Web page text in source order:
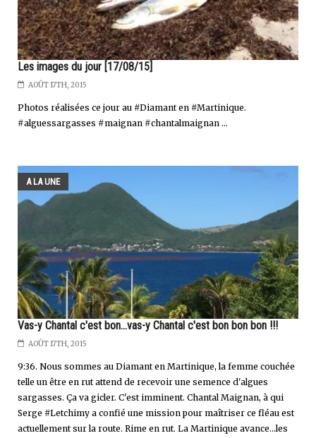
Les images du jour [17/08/15]
AOÛT 17TH, 2015
Photos réalisées ce jour au #Diamant en #Martinique.
#alguessargasses #maignan #chantalmaignan ...
A LA UNE
Vas-y Chantal c'est bon...vas-y Chantal c'est bon bon bon !!!
AOÛT 17TH, 2015
9:36. Nous sommes au Diamant en Martinique, la femme couchée
telle un être en rut attend de recevoir une semence d'algues
sargasses. Ça va gicler. C'est imminent. Chantal Maignan, à qui
Serge #Letchimy a confié une mission pour maîtriser ce fléau est
actuellement sur la route. Rime en rut. La Martinique avance...les